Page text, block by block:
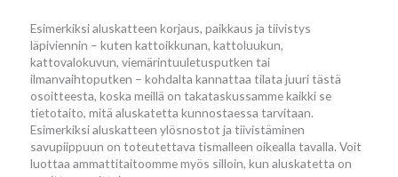
Esimerkiksi aluskatteen korjaus, paikkaus ja tiivistys
läpiviennin – kuten kattoikkunan, kattoluukun,
kattovalokuvun, viemärintuuletusputken tai
ilmanvaihtoputken – kohdalta kannattaa tilata juuri tästä
osoitteesta, koska meillä on takataskussamme kaikki se
tietotaito, mitä aluskatetta kunnostaessa tarvitaan.
Esimerkiksi aluskatteen ylösnostot ja tiivistäminen
savupiippuun on toteutettava tismalleen oikealla tavalla. Voit
luottaa ammattitaitoomme myös silloin, kun aluskatetta on